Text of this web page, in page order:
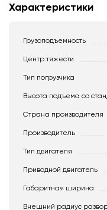
Характеристики
Грузоподъемность
Центр тяжести
Тип погрузчика
Высота подъема со
Страна производителя
Производитель
Тип двигателя
Приводной двигатель
Габаритная ширина
Внешний радиус